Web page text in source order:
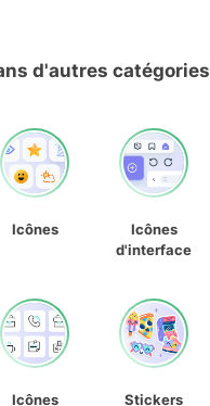
d'autres catégories
Icônes
Icônes
d'interface
Icônes
Stickers